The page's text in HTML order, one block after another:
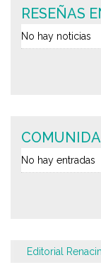
RESEÑAS
No hay noticias
No hay entradas
Editorial